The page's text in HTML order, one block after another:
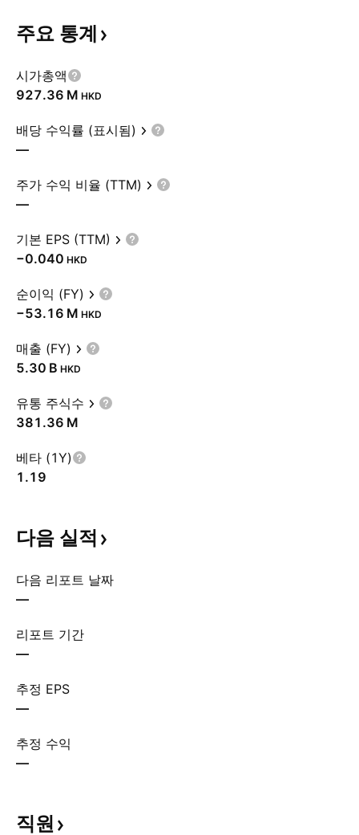
주요 통계
시가총액
‪927.36 M‬ HKD
배당 수익률 (표시됨)
—
주가 수익 비율 (TTM)
—
기본 EPS (TTM)
−0.040 HKD
순이익 (FY)
‪−53.16 M‬ HKD
매출 (FY)
‪5.30 B‬ HKD
유통 주식수
‪381.36 M‬
베타 (1Y)
1.19
다음 실적
다음 리포트 날짜
—
리포트 기간
—
추정 EPS
—
추정 수익
—
직원